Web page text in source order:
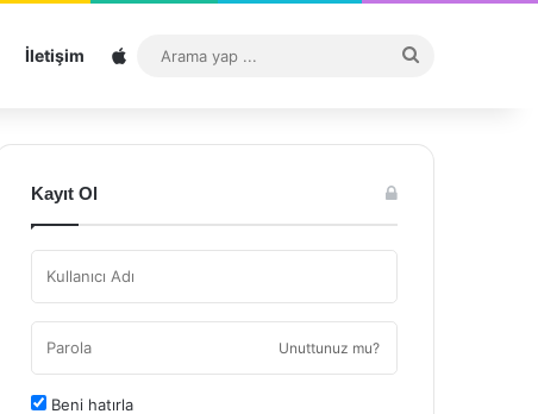
İletişim Sitemap
...
Kayıt Ol
Unuttunuz mu?
Beni hatırla